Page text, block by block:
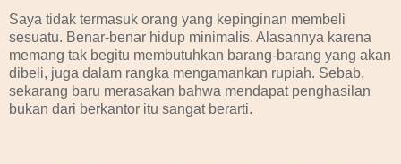
Saya tidak termasuk orang yang kepinginan membeli
sesuatu. Benar-benar hidup minimalis. Alasannya karena
memang tak begitu membutuhkan barang-barang yang akan
dibeli, juga dalam rangka mengamankan rupiah. Sebab,
sekarang baru merasakan bahwa mendapat penghasilan
bukan dari berkantor itu sangat berarti.